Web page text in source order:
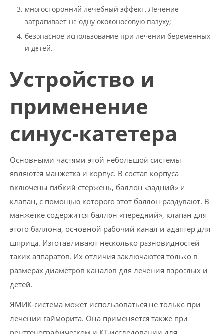
многосторонний лечебный эффект. Лечение
затрагивает не одну околоносовую пазуху;
безопасное использование при лечении беременных
и детей.
Устройство и
применение
синус-катетера
Основными частями этой небольшой системы
являются манжетка и корпус. В состав корпуса
включены гибкий стержень, баллон «задний» и
клапан, с помощью которого этот баллон раздувают. В
манжетке содержится баллон «передний», клапан для
этого баллона, основной рабочий канал и адаптер для
шприца. Изготавливают несколько разновидностей
таких аппаратов. Их отличия заключаются только в
размерах диаметров каналов для лечения взрослых и
детей.
ЯМИК-система может использоваться не только при
лечении гайморита. Она применяется также при